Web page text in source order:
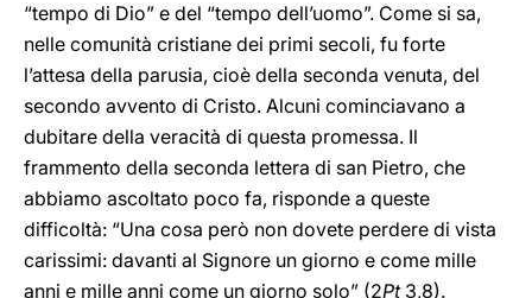
“tempo di Dio” e del “tempo dell’uomo”. Come si sa,
nelle comunità cristiane dei primi secoli, fu forte
l’attesa della parusia, cioè della seconda venuta, del
secondo avvento di Cristo. Alcuni cominciavano a
dubitare della veracità di questa promessa. Il
frammento della seconda lettera di san Pietro, che
abbiamo ascoltato poco fa, risponde a queste
difficoltà: “Una cosa però non dovete perdere di vista
carissimi: davanti al Signore un giorno e come mille
anni e mille anni come un giorno solo” (2Pt3,8).